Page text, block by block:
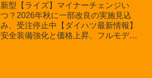
新型【ライズ】マイナーチェンジい
つ？2026年秋に一部改良の実施見込
み、受注停止中【ダイハツ最新情報】
安全装備強化と価格上昇、フルモデル